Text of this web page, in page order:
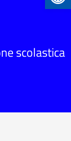
scolastica